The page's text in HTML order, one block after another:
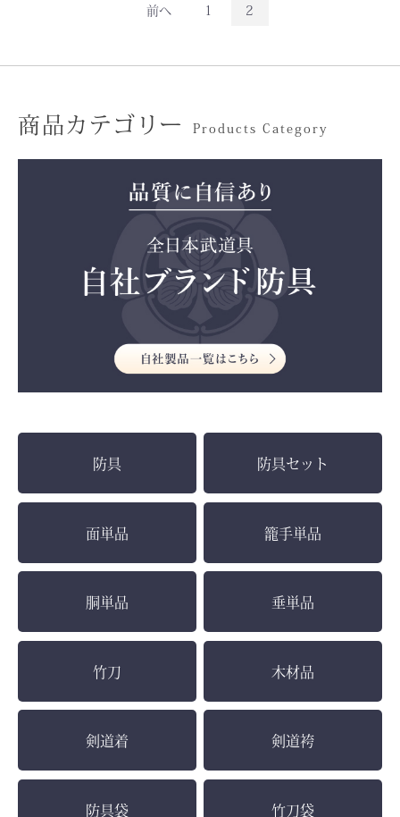
前へ 1 2
商品カテゴリー Products Category
防具 防具セット
面単品 籠手単品
胴単品 垂単品
竹刀 木材品
剣道着 剣道袴
防具袋 竹刀袋